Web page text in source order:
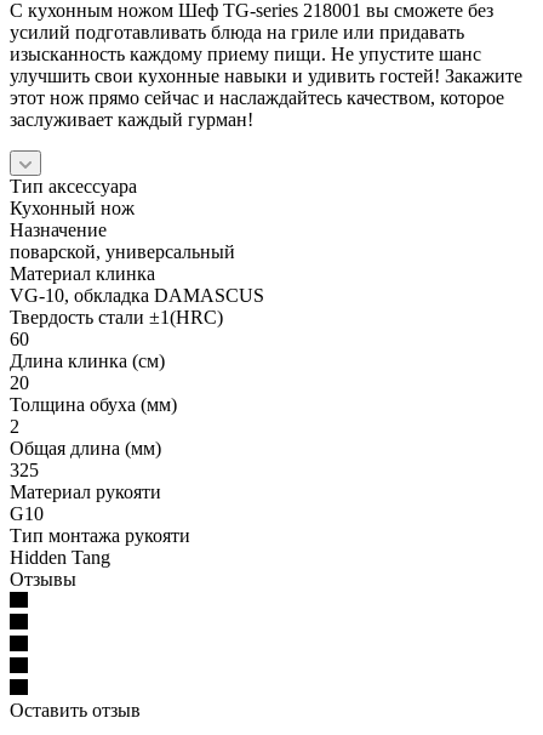
С кухонным ножом Шеф TG-series 218001 вы сможете без
усилий подготавливать блюда на гриле или придавать
изысканность каждому приему пищи. Не упустите шанс
улучшить свои кухонные навыки и удивить гостей! Закажите
этот нож прямо сейчас и наслаждайтесь качеством, которое
заслуживает каждый гурман!
Тип аксессуара
Кухонный нож
Назначение
поварской, универсальный
Материал клинка
VG-10, обкладка DAMASCUS
Твердость стали ±1(HRC)
60
Длина клинка (см)
20
Толщина обуха (мм)
2
Общая длина (мм)
325
Материал рукояти
G10
Тип монтажа рукояти
Hidden Tang
Отзывы
Оставить отзыв